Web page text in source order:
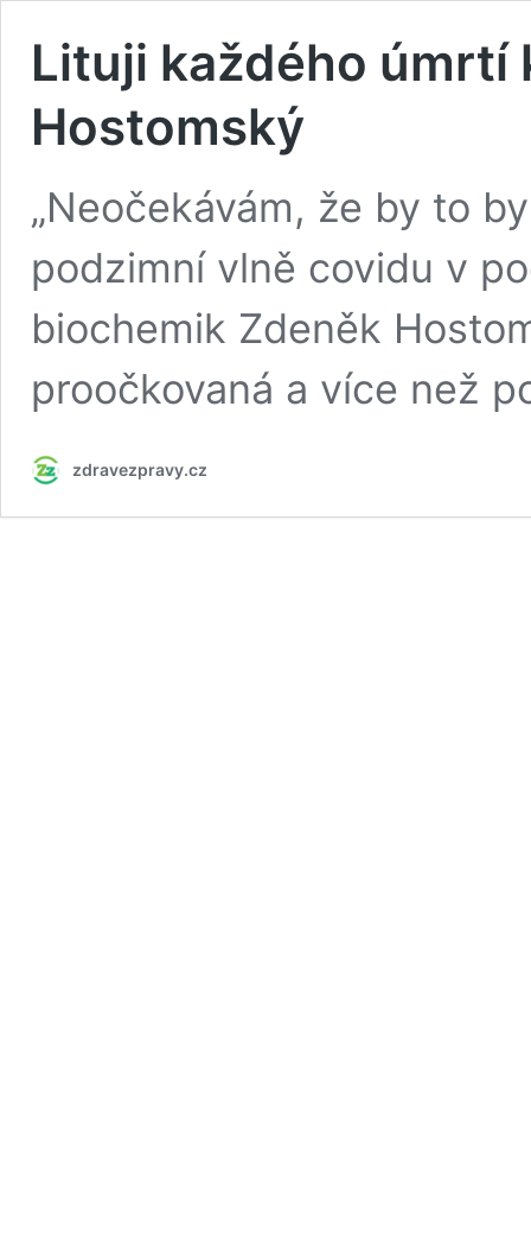
Lituji každého úmrtí
Hostomský
„Neočekávám, že by to
podzimní vlně covidu v
biochemik Zdeněk
proočkovaná a více než
zdravezpravy.cz